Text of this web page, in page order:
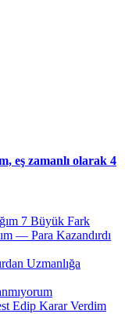
eş zamanlı olarak 4
7 Büyük Fark
— Para Kazandırdı
Uzmanlığa
Edip Karar Verdim